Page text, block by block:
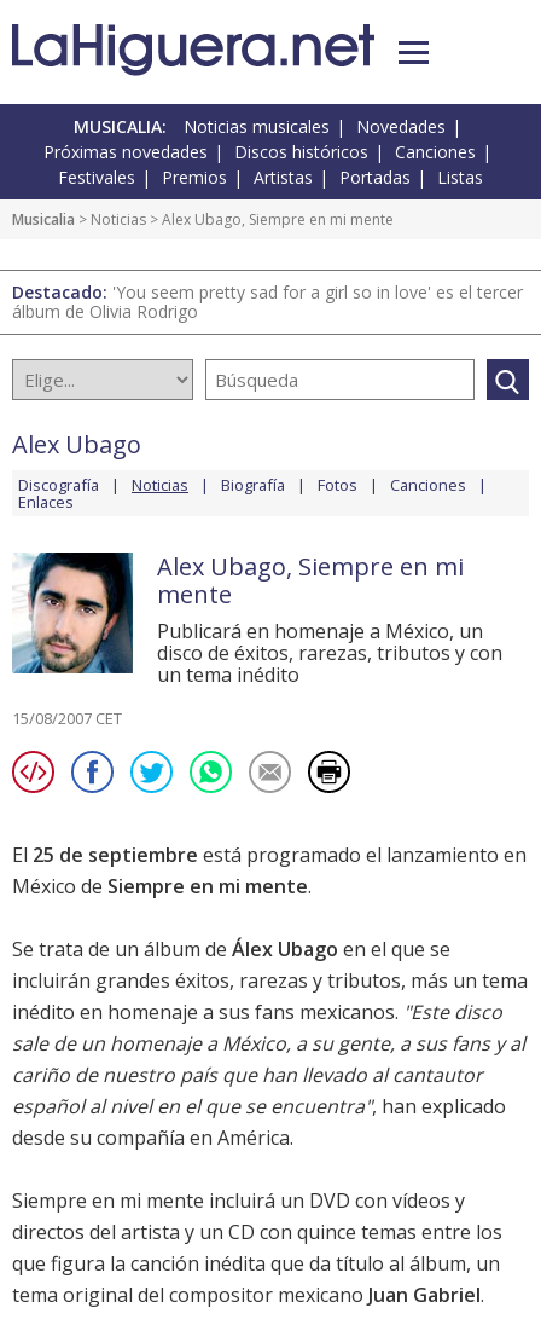
MUSICALIA: Noticias musicales
Novedades
Próximas novedades
Discos históricos
Canciones
Festivales
Premios Artistas Portadas Listas
Musicalia > Noticias > Alex Ubago, Siempre en mi mente
Destacado: 'You seem pretty sad for a girl so in love' es el tercer
álbum de Olivia Rodrigo
Alex Ubago
Discografía Noticias Biografía Fotos Canciones
Enlaces
Alex Ubago, Siempre en mi
mente
Publicará en homenaje a México, un
disco de éxitos, rarezas, tributos y con
un tema inédito
15/08/2007 CET
El 25 de septiembre está programado el lanzamiento en
México de Siempre en mi mente.
Se trata de un álbum de Álex Ubago en el que se
incluirán grandes éxitos, rarezas y tributos, más un tema
inédito en homenaje a sus fans mexicanos. "Este disco
sale de un homenaje a México, a su gente, a sus fans y al
cariño de nuestro país que han llevado al cantautor
español al nivel en el que se encuentra", han explicado
desde su compañía en América.
Siempre en mi mente incluirá un DVD con vídeos y
directos del artista y un CD con quince temas entre los
que figura la canción inédita que da título al álbum, un
tema original del compositor mexicano Juan Gabriel.